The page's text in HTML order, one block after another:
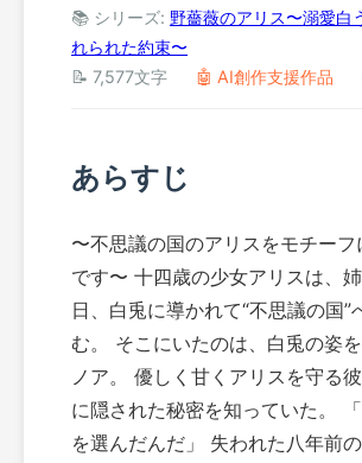
📚 シリーズ: 野薔薇のアリス〜溺愛白
れられた約束〜
📝 7,577文字
🤖 AI創作支援作品
あらすじ
〜不思議の国のアリスをモチーフ
です〜 十四歳の少女アリスは、
日、白兎に導かれて“不思議の国”
む。 そこにいたのは、白兎の姿
ノア。 優しく甘くアリスを守る
に隠された秘密を知っていた。
を選んだんだ」 失われた八年前